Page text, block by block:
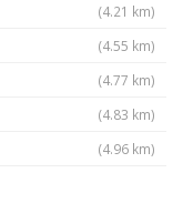
(4.21 km)
(4.55 km)
(4.77 km)
(4.83 km)
(4.96 km)